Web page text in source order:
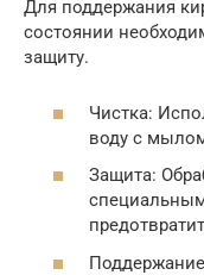
Для поддержания
состоянии
защиту.
Чистка:
воду с
Защита: